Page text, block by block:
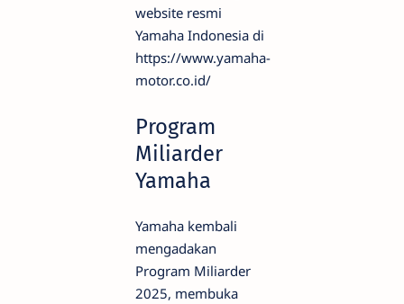
website resmi
Yamaha Indonesia di
https://www.yamaha-
motor.co.id/
Program
Miliarder
Yamaha
Yamaha kembali
mengadakan
Program Miliarder
2025, membuka